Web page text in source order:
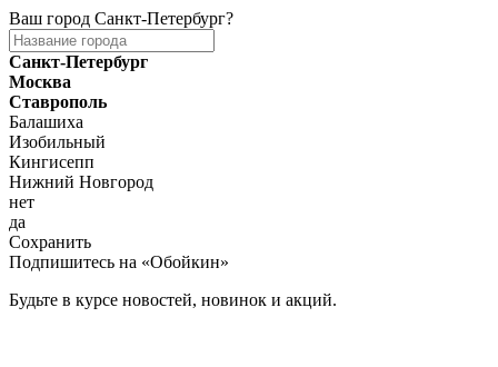
Ваш город Санкт-Петербург?
Санкт-Петербург
Москва
Ставрополь
Балашиха
Изобильный
Кингисепп
Нижний Новгород
нет
да
Сохранить
Подпишитесь на «Обойкин»
Будьте в курсе новостей, новинок и акций.